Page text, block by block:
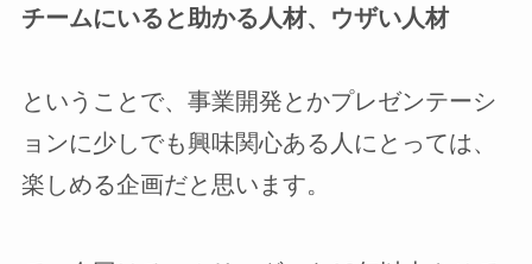
チームにいると助かる人材、ウザい人材
ということで、事業開発とかプレゼンテーシ
ョンに少しでも興味関心ある人にとっては、
楽しめる企画だと思います。